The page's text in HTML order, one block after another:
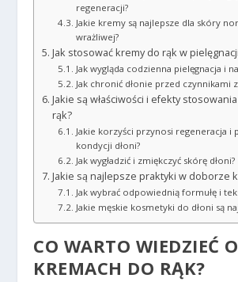
regeneracji?
Jakie kremy są najlepsze dla skóry
wrażliwej?
Jak stosować kremy do rąk w
Jak wygląda codzienna pielęgnacja i
Jak chronić dłonie przed czynnikami
Jakie są właściwości i efekty
rąk?
Jakie korzyści przynosi regeneracja i
kondycji dłoni?
Jak wygładzić i zmiękczyć skórę dłoni?
Jakie są najlepsze praktyki w doborze
Jak wybrać odpowiednią formułę i
Jakie męskie kosmetyki do dłoni są
CO WARTO WIEDZIEĆ O
KREMACH DO RĄK?